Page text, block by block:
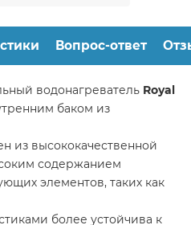
Вопрос-ответ
водонагреватель Royal
баком из
из высококачественной
содержанием
элементов, таких как
более устойчива к